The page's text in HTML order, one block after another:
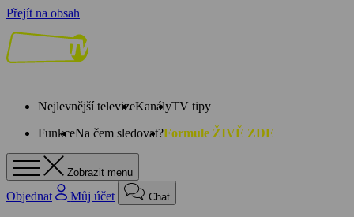
Přejít na obsah
Nejlevnější televizeKanályTV tipy
FunkceNa čem sledovat?Formule ŽIVĚ ZDE
Zobrazit menu
Objednat Můj účet Chat